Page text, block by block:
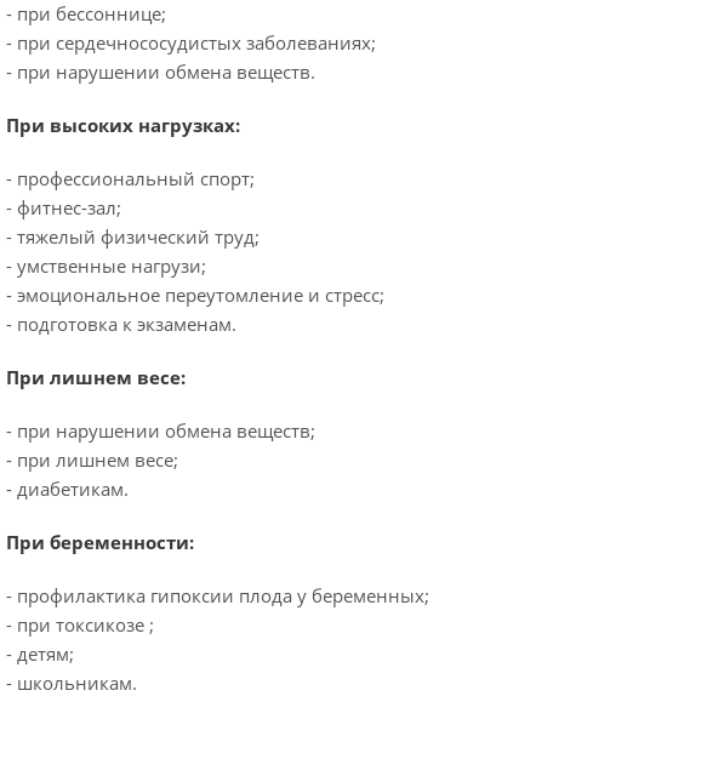
- при бессоннице;
- при сердечнососудистых заболеваниях;
- при нарушении обмена веществ.
При высоких нагрузках:
- профессиональный спорт;
- фитнес-зал;
- тяжелый физический труд;
- умственные нагрузи;
- эмоциональное переутомление и стресс;
- подготовка к экзаменам.
При лишнем весе:
- при нарушении обмена веществ;
- при лишнем весе;
- диабетикам.
При беременности:
- профилактика гипоксии плода у беременных;
- при токсикозе ;
- детям;
- школьникам.